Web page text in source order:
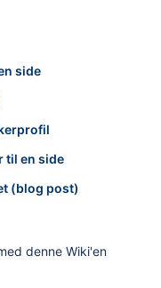
side
til en side
(blog post)
denne Wiki'en